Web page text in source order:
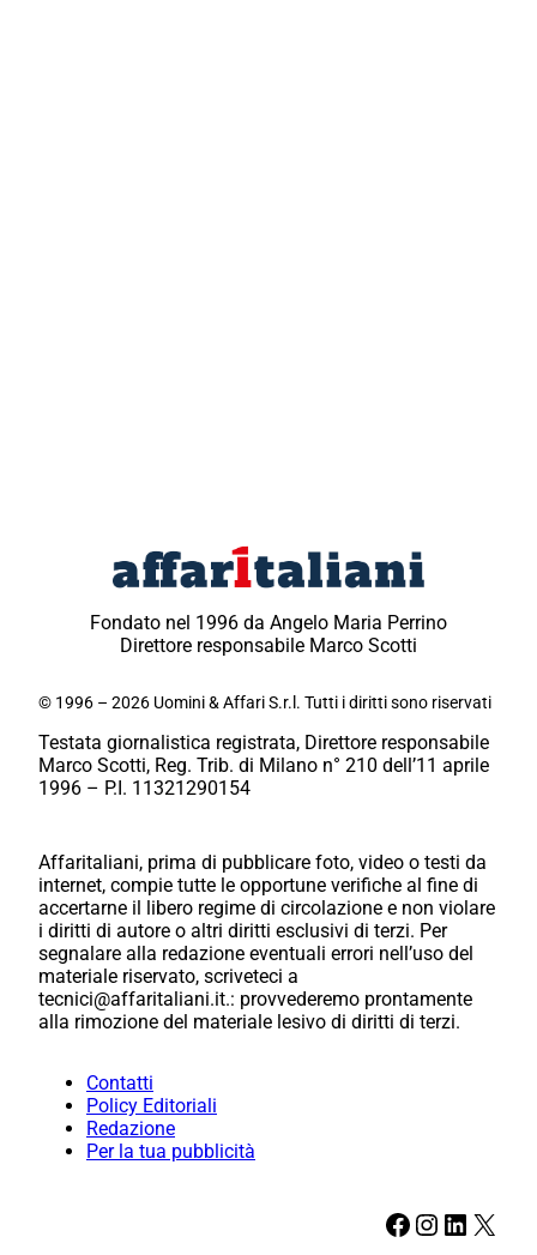
Fondato nel 1996 da Angelo Maria Perrino
Direttore responsabile Marco Scotti
© 1996 – 2026 Uomini & Affari S.r.l. Tutti i diritti sono riservati
Testata giornalistica registrata, Direttore responsabile
Marco Scotti, Reg. Trib. di Milano n° 210 dell’11 aprile
1996 – P.I. 11321290154
Affaritaliani, prima di pubblicare foto, video o testi da
internet, compie tutte le opportune verifiche al fine di
accertarne il libero regime di circolazione e non violare
i diritti di autore o altri diritti esclusivi di terzi. Per
segnalare alla redazione eventuali errori nell’uso del
materiale riservato, scriveteci a
tecnici@affaritaliani.it.: provvederemo prontamente
alla rimozione del materiale lesivo di diritti di terzi.
Contatti
Policy Editoriali
Redazione
Per la tua pubblicità
Facebook Instagram LinkedIn X